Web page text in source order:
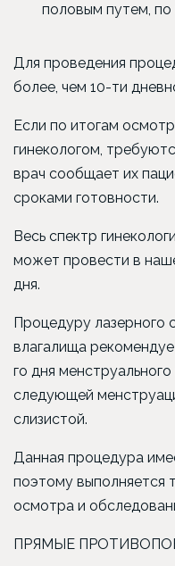
половым путем, по
Для проведения
более, чем 10-ти
Если по итогам
гинекологом,
врач сообщает их
сроками готовности.
Весь спектр
может провести в
дня.
Процедуру лазерного
влагалища
го дня
следующей
слизистой.
Данная процедура
поэтому выполняется
осмотра и
ПРЯМЫЕ